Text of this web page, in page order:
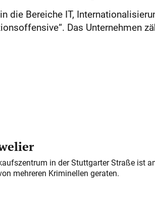
die Bereiche IT,
Das Unternehmen
in der Stuttgarter Straße ist
mehreren Kriminellen geraten.